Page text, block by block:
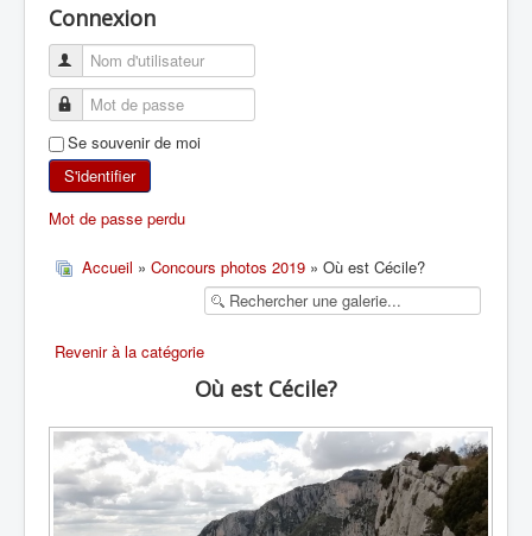
ESCALADE
ALPINISME
SKI DE RANDONNÉE
RANDONNÉE SPORTIVE
Connexion
Se souvenir de moi
S'identifier
Mot de passe perdu
Accueil » Concours photos 2019 » Où est Cécile?
Revenir à la catégorie
Où est Cécile?